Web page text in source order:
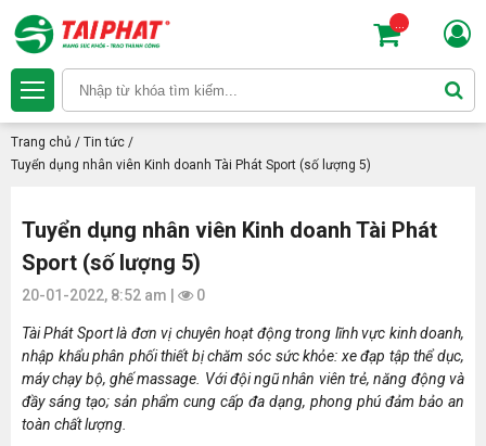
Trang chủ / Tin tức /
Tuyển dụng nhân viên Kinh doanh Tài Phát Sport (số lượng 5)
Tuyển dụng nhân viên Kinh doanh Tài Phát
Sport (số lượng 5)
20-01-2022, 8:52 am | 0
Tài Phát Sport là đơn vị chuyên hoạt động trong lĩnh vực kinh doanh,
nhập khẩu phân phối thiết bị chăm sóc sức khỏe: xe đạp tập thể dục,
máy chạy bộ, ghế massage. Với đội ngũ nhân viên trẻ, năng động và
đầy sáng tạo; sản phẩm cung cấp đa dạng, phong phú đảm bảo an
toàn chất lượng.